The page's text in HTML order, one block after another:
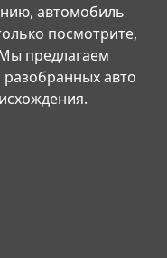
автомобиль
посмотрите,
предлагаем
разобранных авто